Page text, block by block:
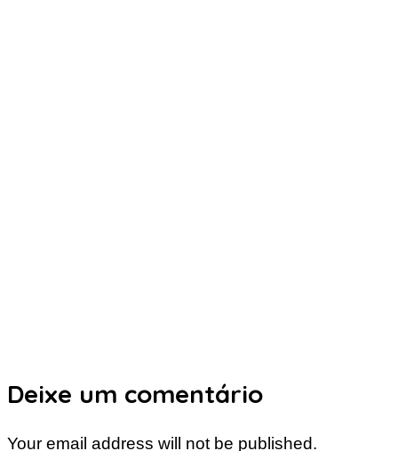
Deixe um comentário
Your email address will not be published.